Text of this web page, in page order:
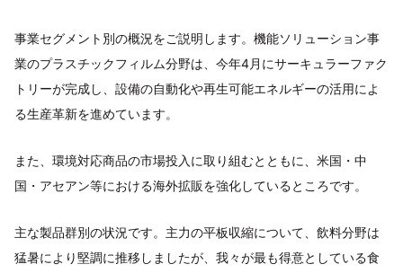
事業セグメント別の概況をご説明します。機能ソリューション事
業のプラスチックフィルム分野は、今年4月にサーキュラーファク
トリーが完成し、設備の自動化や再生可能エネルギーの活用によ
る生産革新を進めています。
また、環境対応商品の市場投入に取り組むとともに、米国・中
国・アセアン等における海外拡販を強化しているところです。
主な製品群別の状況です。主力の平板収縮について、飲料分野は
猛暑により堅調に推移しましたが、我々が最も得意としている食